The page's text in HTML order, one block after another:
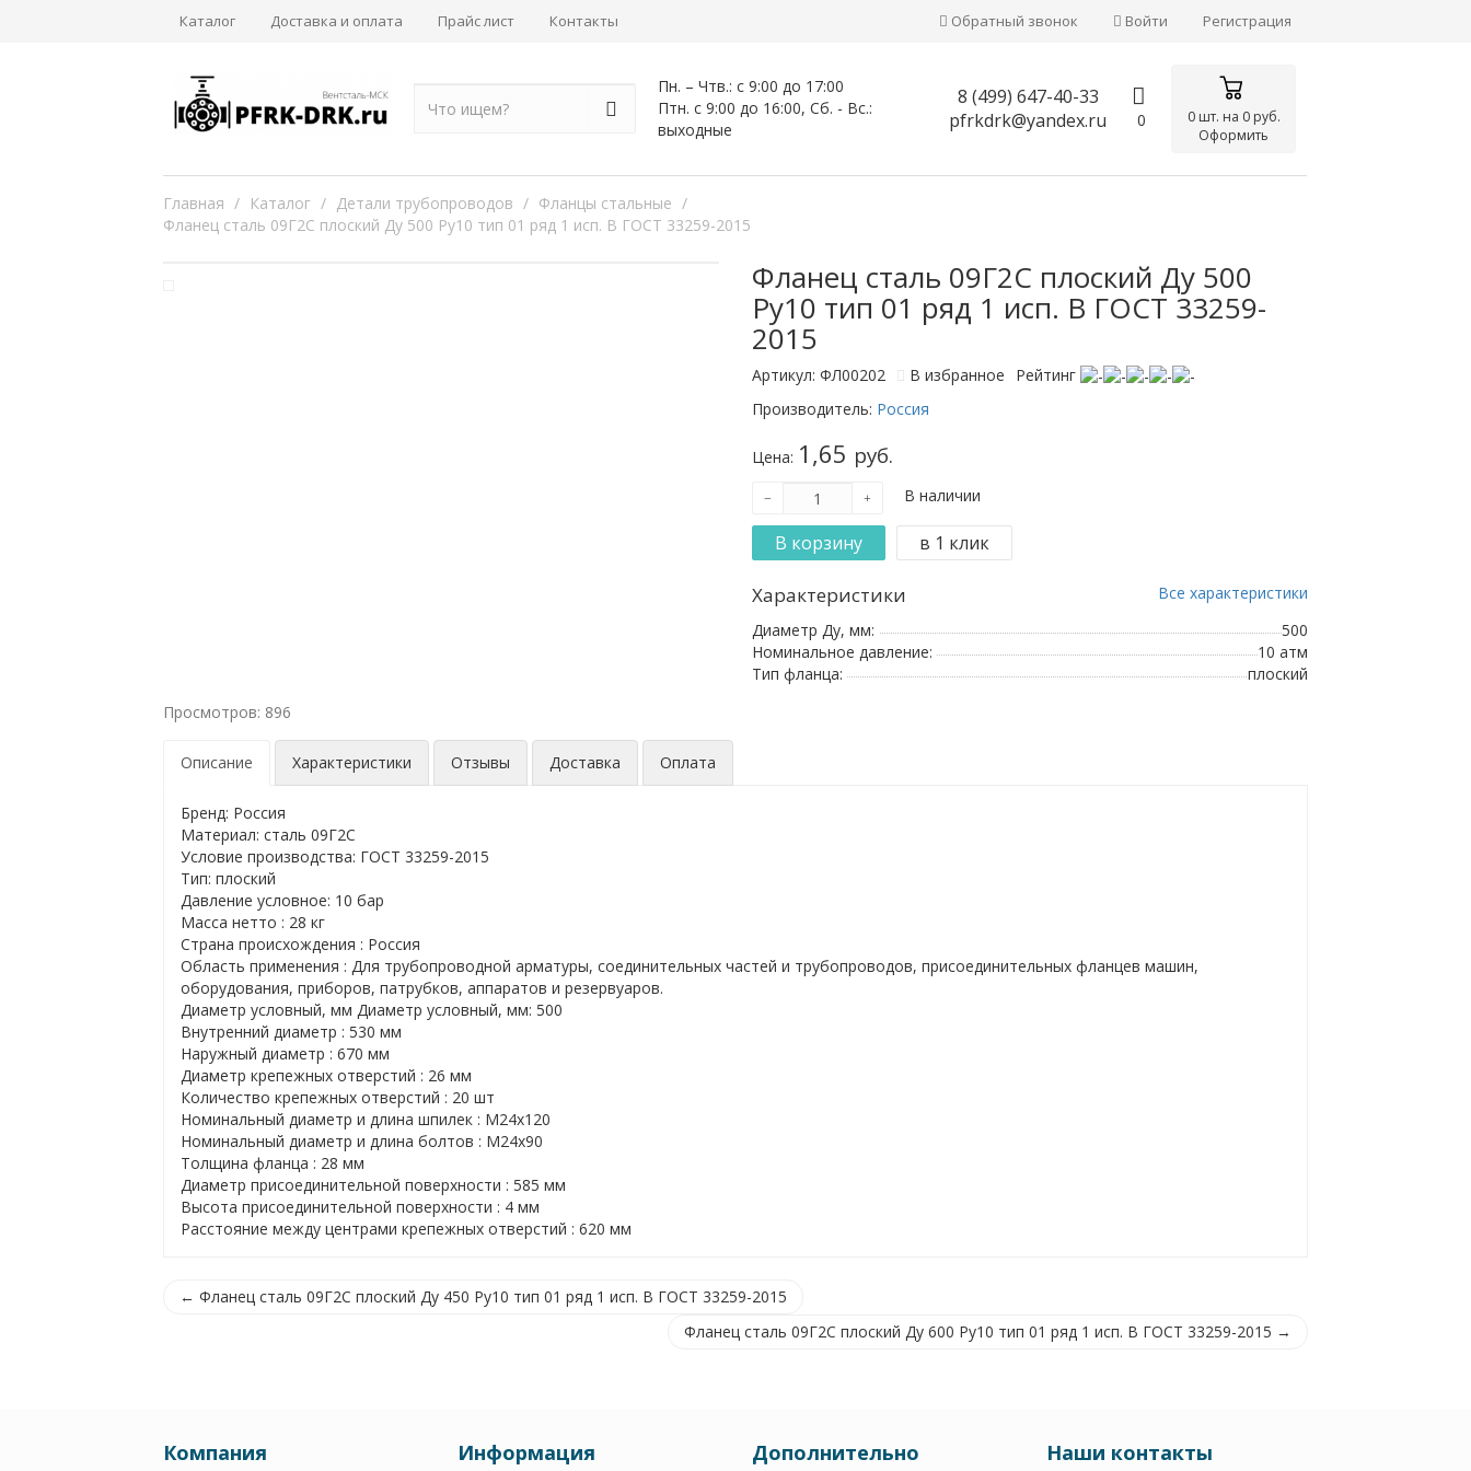
Каталог Доставка и оплата Прайс лист Контакты Обратный звонок Войти Регистрация
Пн. – Чтв.: с 9:00 до 17:00
Птн. с 9:00 до 16:00, Сб. - Вс.:
выходные
8 (499) 647-40-33
pfrkdrk@yandex.ru
0 0 шт. на 0 руб.
Оформить
Главная / Каталог / Детали трубопроводов / Фланцы стальные /
Фланец сталь 09Г2С плоский Ду 500 Ру10 тип 01 ряд 1 исп. B ГОСТ 33259-2015
Фланец сталь 09Г2С плоский Ду 500
Ру10 тип 01 ряд 1 исп. B ГОСТ 33259-
2015
Артикул: ФЛ00202 В избранное
Рейтинг
Производитель: Россия
Цена: 1,65 руб.
В наличии
Характеристики
Все характеристики
Диаметр Ду, мм:
500
Номинальное давление:
10 атм
Тип фланца:
плоский
Просмотров: 896
Описание Характеристики Отзывы Доставка Оплата
Бренд: Россия
Материал: сталь 09Г2С
Условие производства: ГОСТ 33259-2015
Тип: плоский
Давление условное: 10 бар
Масса нетто : 28 кг
Страна происхождения : Россия
Область применения : Для трубопроводной арматуры, соединительных частей и трубопроводов, присоединительных фланцев машин,
оборудования, приборов, патрубков, аппаратов и резервуаров.
Диаметр условный, мм Диаметр условный, мм: 500
Внутренний диаметр : 530 мм
Наружный диаметр : 670 мм
Диаметр крепежных отверстий : 26 мм
Количество крепежных отверстий : 20 шт
Номинальный диаметр и длина шпилек : M24x120
Номинальный диаметр и длина болтов : M24x90
Толщина фланца : 28 мм
Диаметр присоединительной поверхности : 585 мм
Высота присоединительной поверхности : 4 мм
Расстояние между центрами крепежных отверстий : 620 мм
← Фланец сталь 09Г2С плоский Ду 450 Ру10 тип 01 ряд 1 исп. B ГОСТ 33259-2015
Фланец сталь 09Г2С плоский Ду 600 Ру10 тип 01 ряд 1 исп. B ГОСТ 33259-2015 →
Компания Информация Дополнительно Наши контакты